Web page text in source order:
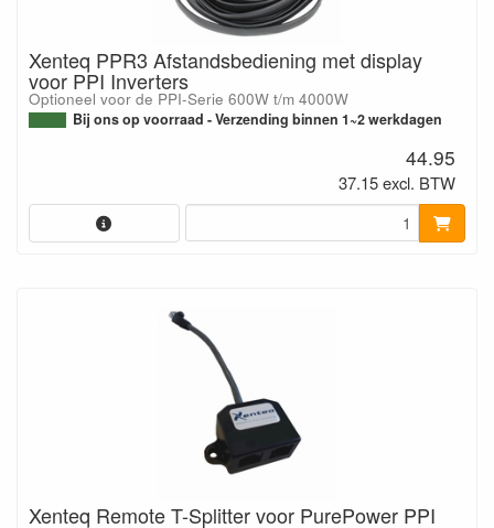
Xenteq PPR3 Afstandsbediening met display
voor PPI Inverters
Optioneel voor de PPI-Serie 600W t/m 4000W
Bij ons op voorraad - Verzending binnen 1~2 werkdagen
44.95
37.15 excl. BTW
Xenteq Remote T-Splitter voor PurePower PPI